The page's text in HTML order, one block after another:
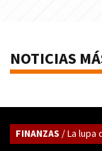
NOTICIAS
FINANZAS / La lupa